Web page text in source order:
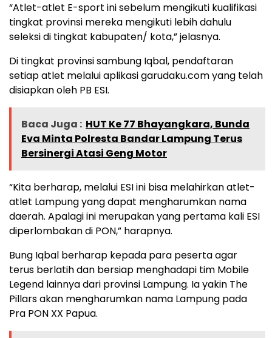
“Atlet-atlet E-sport ini sebelum mengikuti kualifikasi
tingkat provinsi mereka mengikuti lebih dahulu
seleksi di tingkat kabupaten/ kota,” jelasnya.
Di tingkat provinsi sambung Iqbal, pendaftaran
setiap atlet melalui aplikasi garudaku.com yang telah
disiapkan oleh PB ESI.
Baca Juga : HUT Ke 77 Bhayangkara, Bunda
Eva Minta Polresta Bandar Lampung Terus
Bersinergi Atasi Geng Motor
“Kita berharap, melalui ESI ini bisa melahirkan atlet-
atlet Lampung yang dapat mengharumkan nama
daerah. Apalagi ini merupakan yang pertama kali ESI
diperlombakan di PON,” harapnya.
Bung Iqbal berharap kepada para peserta agar
terus berlatih dan bersiap menghadapi tim Mobile
Legend lainnya dari provinsi Lampung. Ia yakin The
Pillars akan mengharumkan nama Lampung pada
Pra PON XX Papua.